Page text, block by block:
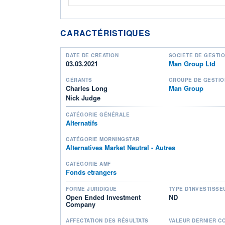
CARACTÉRISTIQUES
DATE DE CRÉATION
03.03.2021
SOCIÉTÉ DE
Man Group Ltd
GÉRANTS
Charles Long
Nick Judge
GROUPE DE
Man Group
CATÉGORIE GÉNÉRALE
Alternatifs
CATÉGORIE MORNINGSTAR
Alternatives Market Neutral - Autres
CATÉGORIE AMF
Fonds etrangers
FORME JURIDIQUE
Open Ended Investment
Company
TYPE
ND
AFFECTATION DES RÉSULTATS VALEUR DERNIER